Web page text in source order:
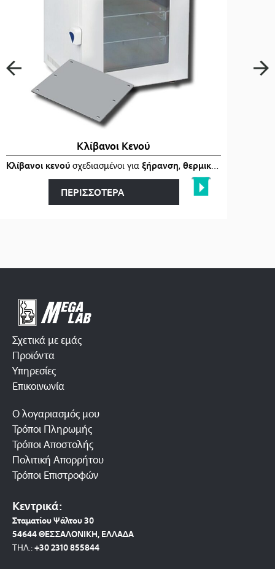
στα…
Κλίβανοι Κενού
Κλίβανοι κενού σχεδιασμένοι για ξήρανση, θερμική επεξεργασία
ΠΕΡΙΣΣΟΤΕΡΑ
Σχετικά με εμάς
Προϊόντα
Υπηρεσίες
Επικοινωνία
Ο λογαριασμός μου
Τρόποι Πληρωμής
Τρόποι Αποστολής
Πολιτική Απορρήτου
Τρόποι Επιστροφών
Κεντρικά:
Σταματίου Ψάλτου 30
54644 ΘΕΣΣΑΛΟΝΙΚΗ, ΕΛΛΑΔΑ
ΤΗΛ.:+30 2310 855844